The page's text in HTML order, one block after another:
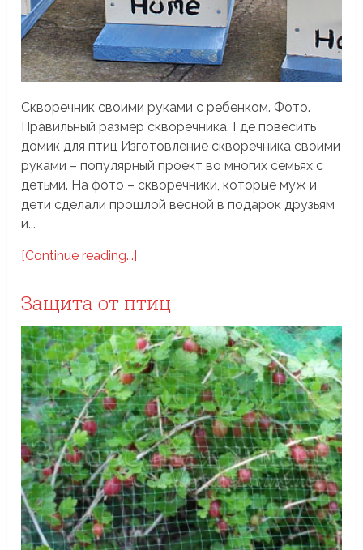
Скворечник своими руками с ребенком. Фото.
Правильный размер скворечника. Где повесить
домик для птиц Изготовление скворечника своими
руками – популярный проект во многих семьях с
детьми. На фото – скворечники, которые муж и
дети сделали прошлой весной в подарок друзьям
и...
[Continue reading...]
Защита от птиц